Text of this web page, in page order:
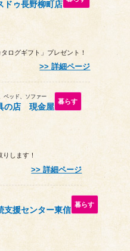
ドゥ長野柳町店
ログギフト」プレゼント！
詳細ページ
ベッド、ソファー
の店 現金屋
暮らす
します！
詳細ページ
支援センター東信
暮らす